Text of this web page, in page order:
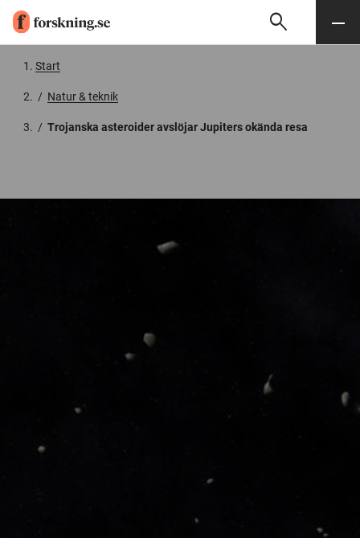
Söksearch Meny
Start
/ Natur & teknik
/ Trojanska asteroider avslöjar Jupiters okända resa